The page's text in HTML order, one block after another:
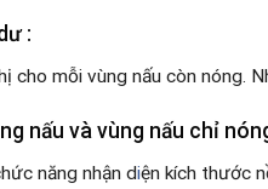
:
cho mỗi vùng nấu còn nóng.
nấu và vùng nấu chỉ
năng nhận diện kích thước